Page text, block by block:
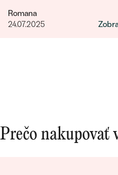
Romana
24.07.2025
Prečo nakupovať